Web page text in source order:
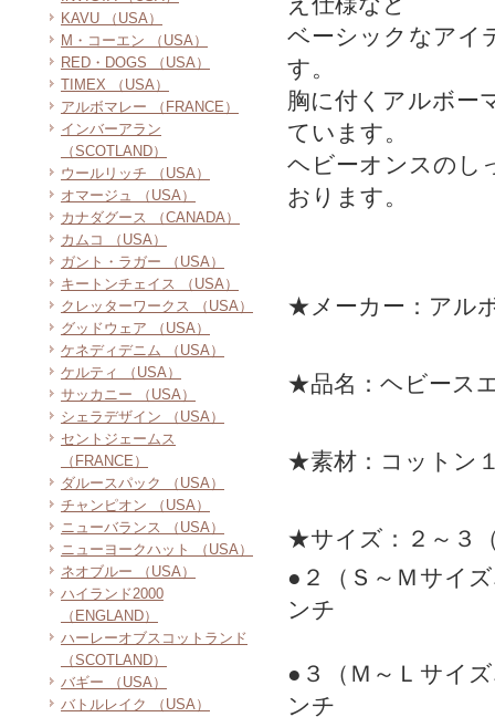
KAVU （USA）
M・コーエン （USA）
RED・DOGS （USA）
TIMEX （USA）
アルボマレー （FRANCE）
インバーアラン
（SCOTLAND）
ウールリッチ （USA）
オマージュ （USA）
カナダグース （CANADA）
カムコ （USA）
ガント・ラガー （USA）
キートンチェイス （USA）
クレッターワークス （USA）
グッドウェア （USA）
ケネディデニム （USA）
ケルティ （USA）
サッカニー （USA）
シェラデザイン （USA）
セントジェームス
（FRANCE）
ダルースパック （USA）
チャンピオン （USA）
ニューバランス （USA）
ニューヨークハット （USA）
ネオブルー （USA）
ハイランド2000
（ENGLAND）
ハーレーオブスコットランド
（SCOTLAND）
バギー （USA）
バトルレイク （USA）
ベーシックなアイ
す。
胸に付くアルボー
ています。
ヘビーオンスのし
おります。
★メーカー：アル
★品名：ヘビース
★素材：コットン
★サイズ：２～３
●２（Ｓ～Ｍサイ
ンチ
●３（Ｍ～Ｌサイ
ンチ